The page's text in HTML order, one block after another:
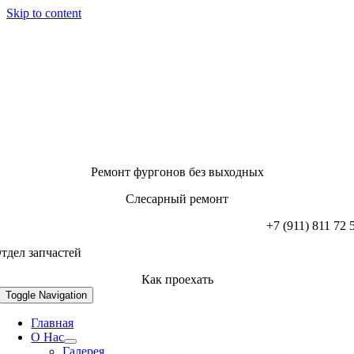
Skip to content
Ремонт фургонов без выходных
Слесарный ремонт
+7 (911) 811 72
запчастей
Как проехать
Toggle Navigation
Главная
О Нас
Галерея